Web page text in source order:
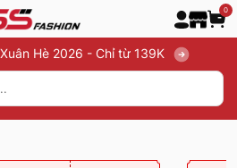
0
Hè 2026 - Chỉ từ 139K